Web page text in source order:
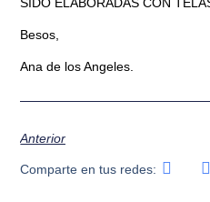
Besos,
Ana de los Angeles.
Anterior
Comparte en tus redes: